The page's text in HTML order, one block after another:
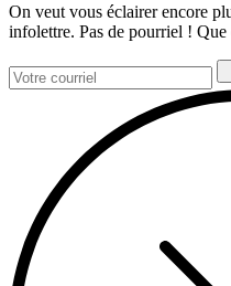
On veut vous éclairer encore
infolettre. Pas de pourriel ! Que